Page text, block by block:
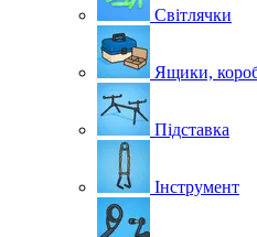
Світлячки
Ящики,
Підставка
Інструмент